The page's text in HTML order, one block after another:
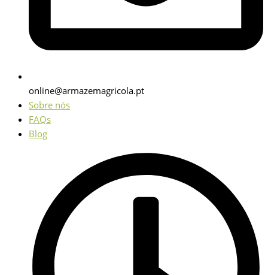
online@armazemagricola.pt
Sobre nós
FAQs
Blog